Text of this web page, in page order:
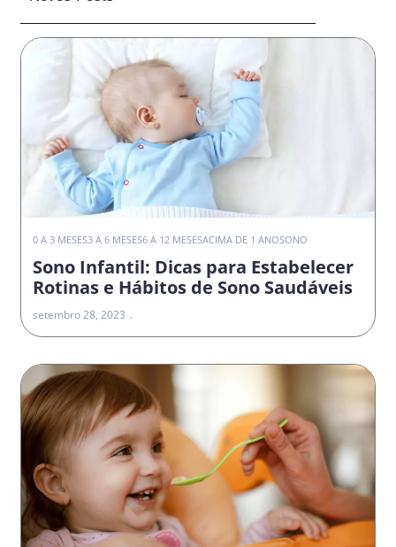
0 A 3 MESES3 A 6 MESES6 A 12 MESESACIMA DE 1 ANOSONO
Sono Infantil: Dicas para Estabelecer
Rotinas e Hábitos de Sono Saudáveis
setembro 28, 2023